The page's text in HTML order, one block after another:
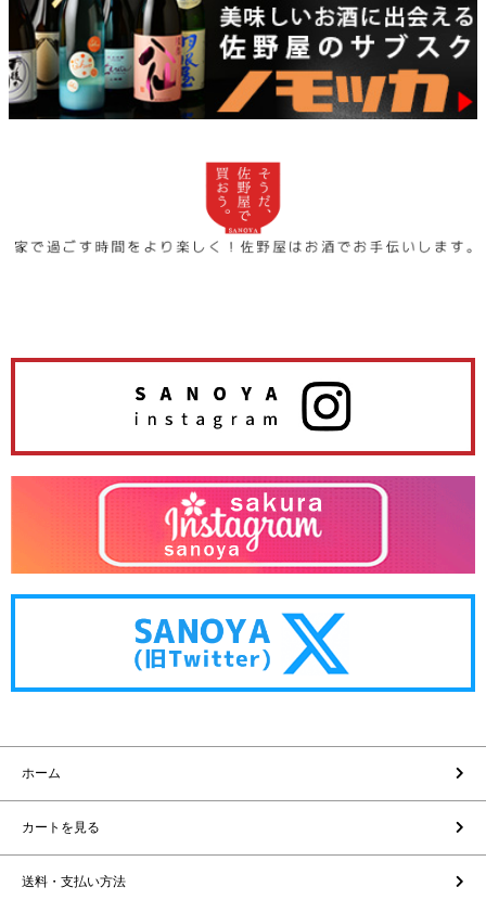
ホーム
カートを見る
送料・支払い方法